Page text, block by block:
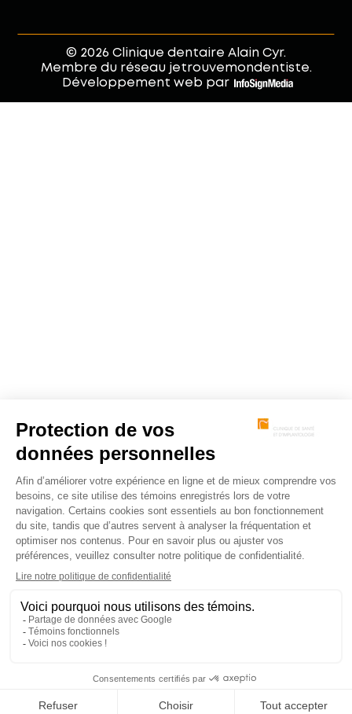
© 2026 Clinique dentaire Alain Cyr.
Membre du réseau jetrouvemondentiste.
Développement web par
.